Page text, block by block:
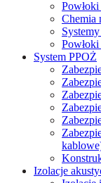
Chemia
System PPOŻ
Izolacje